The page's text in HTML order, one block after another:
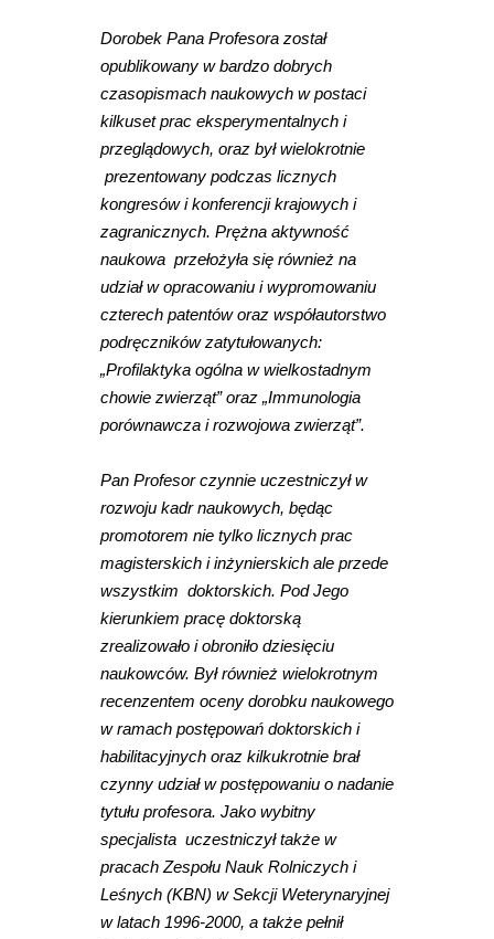
Dorobek Pana Profesora został
opublikowany w bardzo dobrych
czasopismach naukowych w postaci
kilkuset prac eksperymentalnych i
przeglądowych, oraz był wielokrotnie
prezentowany podczas licznych
kongresów i konferencji krajowych i
zagranicznych. Prężna aktywność
naukowa przełożyła się również na
udział w opracowaniu i wypromowaniu
czterech patentów oraz współautorstwo
podręczników zatytułowanych:
„Profilaktyka ogólna w wielkostadnym
chowie zwierząt” oraz „Immunologia
porównawcza i rozwojowa zwierząt”.
Pan Profesor czynnie uczestniczył w
rozwoju kadr naukowych, będąc
promotorem nie tylko licznych prac
magisterskich i inżynierskich ale przede
wszystkim doktorskich. Pod Jego
kierunkiem pracę doktorską
zrealizowało i obroniło dziesięciu
naukowców. Był również wielokrotnym
recenzentem oceny dorobku naukowego
w ramach postępowań doktorskich i
habilitacyjnych oraz kilkukrotnie brał
czynny udział w postępowaniu o nadanie
tytułu profesora. Jako wybitny
specjalista uczestniczył także w
pracach Zespołu Nauk Rolniczych i
Leśnych (KBN) w Sekcji Weterynaryjnej
w latach 1996-2000, a także pełnił